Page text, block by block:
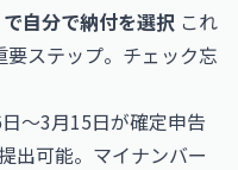
自分で納付を選択 これ
ステップ。チェック忘
〜3月15日が確定申告
出可能。マイナンバー